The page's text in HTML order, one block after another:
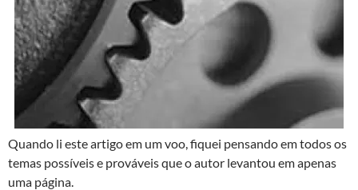
Quando li este artigo em um voo, fiquei pensando em todos os
temas possíveis e prováveis que o autor levantou em apenas
uma página.